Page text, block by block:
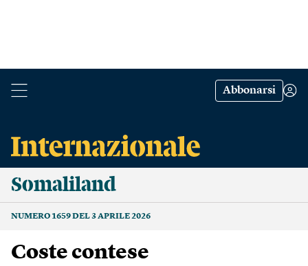
Abbonarsi
Somaliland
NUMERO 1659 DEL 3 APRILE 2026
Coste contese